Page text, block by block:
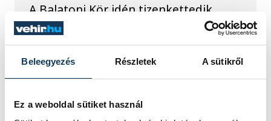
Beleegyezés Részletek A sütikről
Ez a weboldal sütiket használ
A Balatoni Kör idén tizenkettedik
alkalommal hirdette meg az év
strandétele versenyt, amelyre minden
eddiginél több, 22 vendéglátóhely 44
étellel indult. Egy fonyódi hely nyert...
Meglepték az elemzőket